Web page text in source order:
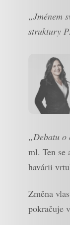
„Jménem
struktury
„Debatu o
ml. Ten se
havárii
Změna
pokračuje